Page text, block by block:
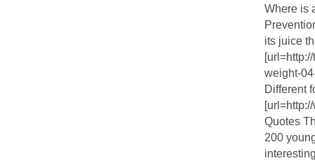
Where is
its juice
weight-
Different
Quotes
200